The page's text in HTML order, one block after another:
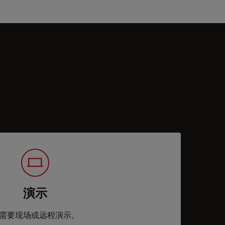
演示
要现场或远程演示。